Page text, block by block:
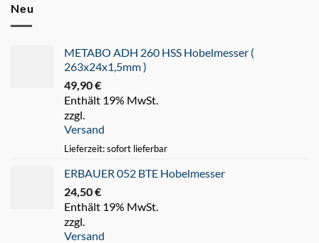
Neu
METABO ADH 260 HSS Hobelmesser (
263x24x1,5mm )
49,90€
Enthält 19% MwSt.
zzgl.
Versand
Lieferzeit: sofort lieferbar
ERBAUER 052 BTE Hobelmesser
24,50€
Enthält 19% MwSt.
zzgl.
Versand